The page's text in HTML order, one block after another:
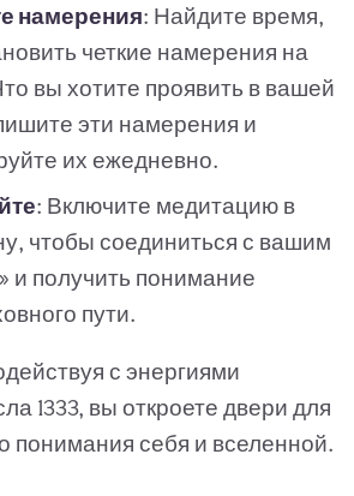
намерения: Найдите время,
четкие намерения на
вы хотите проявить в вашей
эти намерения и
их ежедневно.
: Включите медитацию в
чтобы соединиться с вашим
и получить понимание
пути.
с энергиями
1333, вы откроете двери для
понимания себя и вселенной.